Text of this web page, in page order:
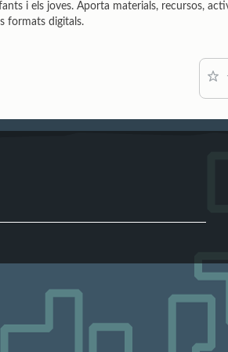
i els joves. Aporta materials, recursos,
formats digitals.